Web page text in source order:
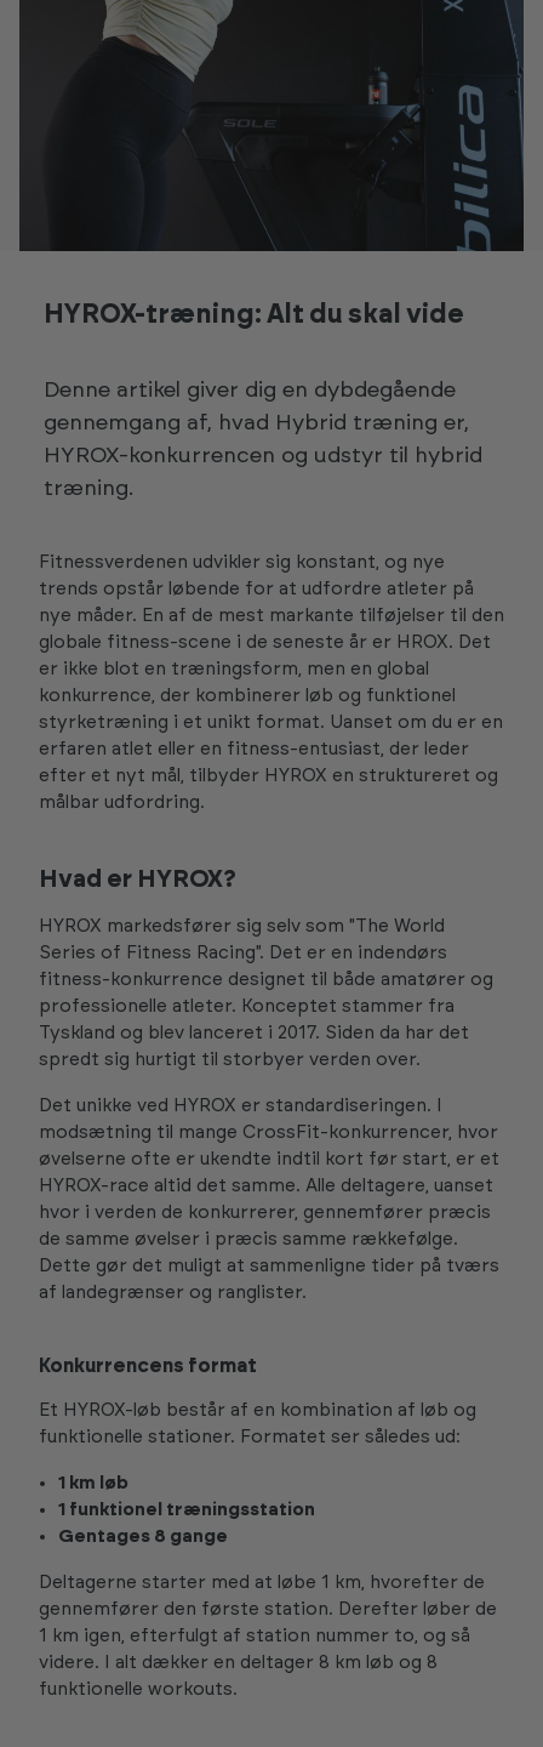
HYROX-træning: Alt du skal vide
Denne artikel giver dig en dybdegående
gennemgang af, hvad Hybrid træning er,
HYROX-konkurrencen og udstyr til hybrid
træning.
Fitnessverdenen udvikler sig konstant, og nye
trends opstår løbende for at udfordre atleter på
nye måder. En af de mest markante tilføjelser til den
globale fitness-scene i de seneste år er HROX. Det
er ikke blot en træningsform, men en global
konkurrence, der kombinerer løb og funktionel
styrketræning i et unikt format. Uanset om du er en
erfaren atlet eller en fitness-entusiast, der leder
efter et nyt mål, tilbyder HYROX en struktureret og
målbar udfordring.
Hvad er HYROX?
HYROX markedsfører sig selv som "The World
Series of Fitness Racing". Det er en indendørs
fitness-konkurrence designet til både amatører og
professionelle atleter. Konceptet stammer fra
Tyskland og blev lanceret i 2017. Siden da har det
spredt sig hurtigt til storbyer verden over.
Det unikke ved HYROX er standardiseringen. I
modsætning til mange CrossFit-konkurrencer, hvor
øvelserne ofte er ukendte indtil kort før start, er et
HYROX-race altid det samme. Alle deltagere, uanset
hvor i verden de konkurrerer, gennemfører præcis
de samme øvelser i præcis samme rækkefølge.
Dette gør det muligt at sammenligne tider på tværs
af landegrænser og ranglister.
Konkurrencens format
Et HYROX-løb består af en kombination af løb og
funktionelle stationer. Formatet ser således ud:
1 km løb
1 funktionel træningsstation
Gentages 8 gange
Deltagerne starter med at løbe 1 km, hvorefter de
gennemfører den første station. Derefter løber de
1 km igen, efterfulgt af station nummer to, og så
videre. I alt dækker en deltager 8 km løb og 8
funktionelle workouts.